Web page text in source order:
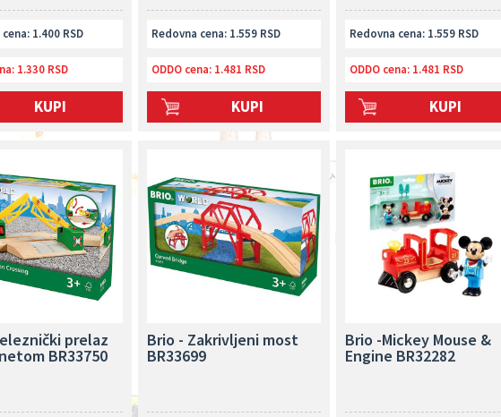
1.400 RSD
1.330 RSD
KUPI
Redovna cena: 1.559 RSD
ODDO cena: 1.481 RSD
KUPI
Redovna cena: 1.559 RSD
ODDO cena:1.481 RSD
KUPI
prelaz
BR33750
Brio - Zakrivljeni most
BR33699
Brio -Mickey Mouse &
Engine BR32282